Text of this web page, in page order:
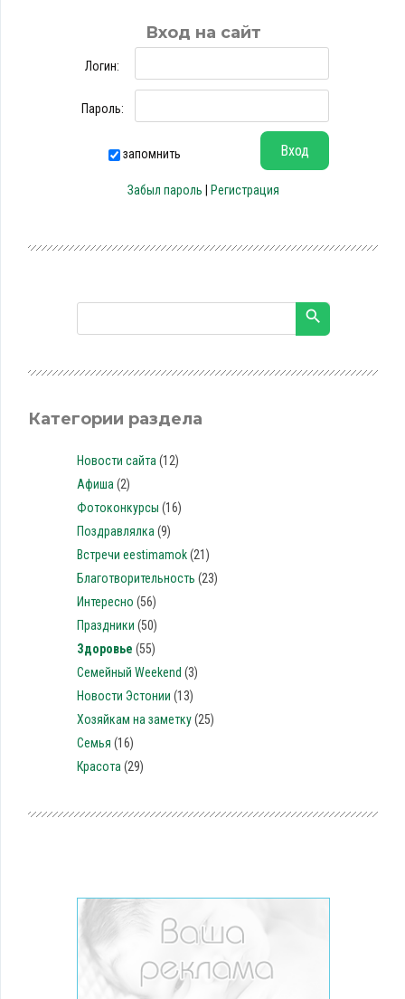
Вход на сайт
Логин:
Пароль:
запомнить
Забыл пароль Регистрация
Категории раздела
Новости сайта (12)
Афиша (2)
Фотоконкурсы (16)
Поздравлялка (9)
Встречи eestimamok (21)
Благотворительность (23)
Интересно (56)
Праздники (50)
Здоровье (55)
Семейный Weekend (3)
Новости Эстонии (13)
Хозяйкам на заметку (25)
Семья (16)
Красота (29)